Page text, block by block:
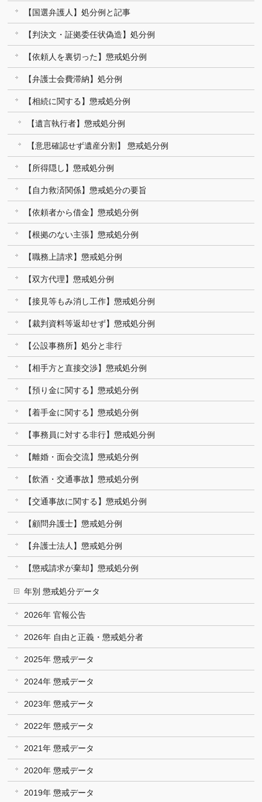
【国選弁護人】処分例と記事
【判決文・証拠委任状偽造】処分例
【依頼人を裏切った】懲戒処分例
【弁護士会費滞納】処分例
【相続に関する】懲戒処分例
【遺言執行者】懲戒処分例
【意思確認せず遺産分割】 懲戒処分例
【所得隠し】懲戒処分例
【自力救済関係】懲戒処分の要旨
【依頼者から借金】懲戒処分例
【根拠のない主張】懲戒処分例
【職務上請求】懲戒処分例
【双方代理】懲戒処分例
【接見等もみ消し工作】懲戒処分例
【裁判資料等返却せず】懲戒処分例
【公設事務所】処分と非行
【相手方と直接交渉】懲戒処分例
【預り金に関する】懲戒処分例
【着手金に関する】懲戒処分例
【事務員に対する非行】懲戒処分例
【離婚・面会交流】懲戒処分例
【飲酒・交通事故】懲戒処分例
【交通事故に関する】懲戒処分例
【顧問弁護士】懲戒処分例
【弁護士法人】懲戒処分例
【懲戒請求が棄却】懲戒処分例
年別 懲戒処分データ
2026年 官報公告
2026年 自由と正義・懲戒処分者
2025年 懲戒データ
2024年 懲戒データ
2023年 懲戒データ
2022年 懲戒データ
2021年 懲戒データ
2020年 懲戒データ
2019年 懲戒データ